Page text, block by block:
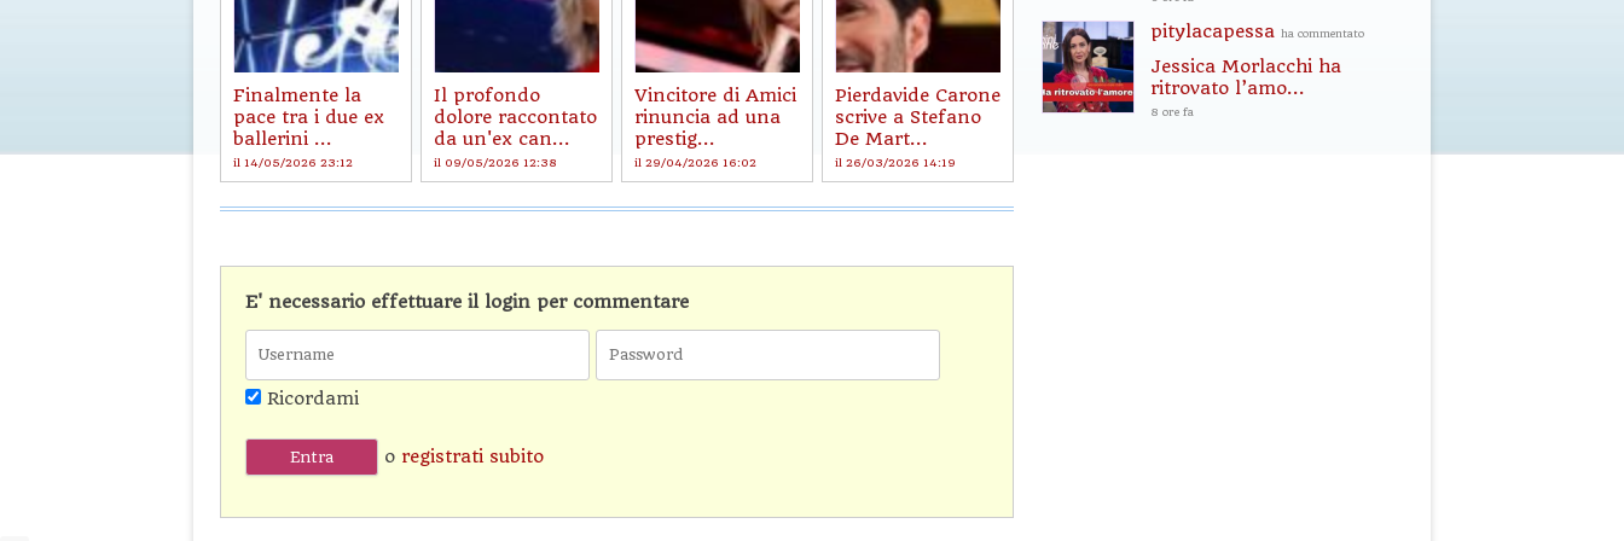
Finalmente la
pace tra i due ex
ballerini ...
il 14/05/2026 23:12
Il profondo
dolore raccontato
da un'ex can...
il 09/05/2026 12:38
Vincitore di Amici
rinuncia ad una
prestig...
il 29/04/2026 16:02
Pierdavide Carone
scrive a Stefano
De Mart...
il 26/03/2026 14:19
E' necessario effettuare il login per commentare
Ricordami
o registrati subito
pitylacapessa ha commentato
Jessica Morlacchi ha
ritrovato l’amo...
8 ore fa